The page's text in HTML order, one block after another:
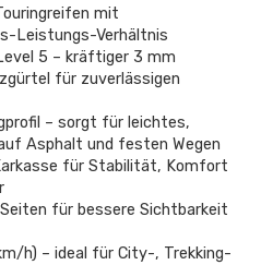
mit
Leistungs-Verhältnis
5 – kräftiger 3 mm
für zuverlässigen
– sorgt für leichtes,
Asphalt und festen Wegen
für Stabilität, Komfort
für bessere Sichtbarkeit
h) – ideal für City-, Trekking-